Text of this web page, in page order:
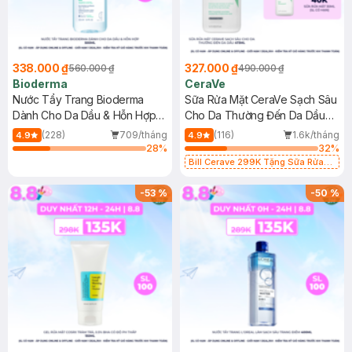
338.000 ₫560.000 ₫
Bioderma
Nước Tẩy Trang Bioderma
Dành Cho Da Dầu & Hỗn Hợp
500ml
4.9 (228)
709/tháng
28%
327.000 ₫490.000 ₫
CeraVe
Sữa Rửa Mặt CeraVe Sạch Sâu
Cho Da Thường Đến Da Dầu
473ml
4.9 (116)
1.6k/tháng
32%
Bill Cerave 299K Tặng Sữa Rửa
-53% -50%